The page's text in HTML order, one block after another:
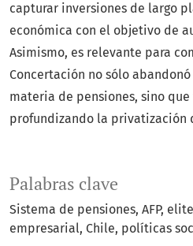
Palabras clave
Sistema de pensiones AFP
empresarial Chile políticas
capturar inversiones de largo
económica con el objetivo de
Asimismo, es relevante para
Concertación no sólo
materia de pensiones, sino
profundizando la privatización